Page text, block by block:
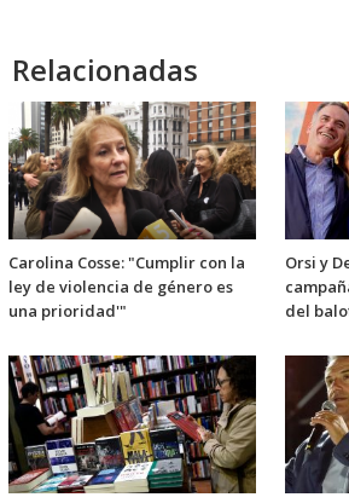
Relacionadas
Carolina Cosse: "Cumplir con la
ley de violencia de género es
una prioridad'"
Orsi y
del